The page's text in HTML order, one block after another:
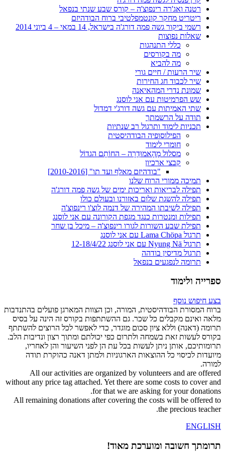
רטנה ואג'רה רינפוצ'ה – קורס שבע שנתי בנפאל
ריטריט מחקר קונטמפלטיבי ברוח הבודהיזם
רשמי ביקור גשה פמה דורג'ה בישראל, 14 במאי – 4 ביוני 2014
שאלות נפוצות
כללי התנהגות
מה בקורסים
מה להביא
שיר הרעות / חיים גורי
שיר לכבוד חג החירות
שמונת נדרי המהאיאנה
שש הפרמיטות עם אני לוסנג
שתי האמיתות עם גשה דורג'י דמדול
תודה על הרשמתך
תכניות לימוד ותרגול רב שנתיות
הפילוסופיה הבודהיסטית
חומרי לימוד
מסלול מָהָאמוּדְרָה – החוֹתָם הגדוֹל
קבצי ארכיון
"בודהיזם מאלף ועד תו" [2010-2016]
תמיכה ממורי הרוח שלנו
תפילה לבריאות ואריכות ימים של גשה פמה דורג'ה
תפילה להשגת שלום באזורנו ובעולם כולו
תפילה לשיבתו המהירה של דנמה לוצ'ו רינפוצ'ה
תפילות ומנטרות כנגד מגפת הקורונה עם אני לוסנג
תפילת שבע השורות לגורו רינפוצ'ה – מיכל בן שחר
תרגול Lama Chöpa עם אני לוסנג
תרגול Nyung Nä עם אני לוסנג 12-18/4/22
תרגול מדיסין בודהה
תרומה לנפגעים בנפאל
ספרייה ולימוד
בצע חיפוש נוסף
ברוח המסורת הבודהיסטית, המורה, וכן הצוות המארגן פועלים בהתנדבות
מלאה ואינם מקבלים כל שכר. גם ההשתתפות בקורס זה הינה על בסיס
תרומה (דאנה) וללא ציון סכום מוגדר, כדי לאפשר לכל הרוצים להשתתף
בקורס לעשות זאת בשמחה ולתרום כפי יכולתם ומתוך רצון ונדיבות הלב.
תרומותיכם, אותן ניתן לעשות בכל עת הן לפני השיעור והן לאחריו,
מיועדות לכיסוי כל ההוצאות הארגוניות ולמתן דאנה כהוקרת תודה
למורה.
All our activities are organized by volunteers and are offered
without any price tag attached. Yet there are some costs to cover and
for that we are asking for your donations.
All remaining donations after covering the costs will be offered to
the precious teacher.
ENGLISH
תרומתך חשובה ומוערכת מאוד!